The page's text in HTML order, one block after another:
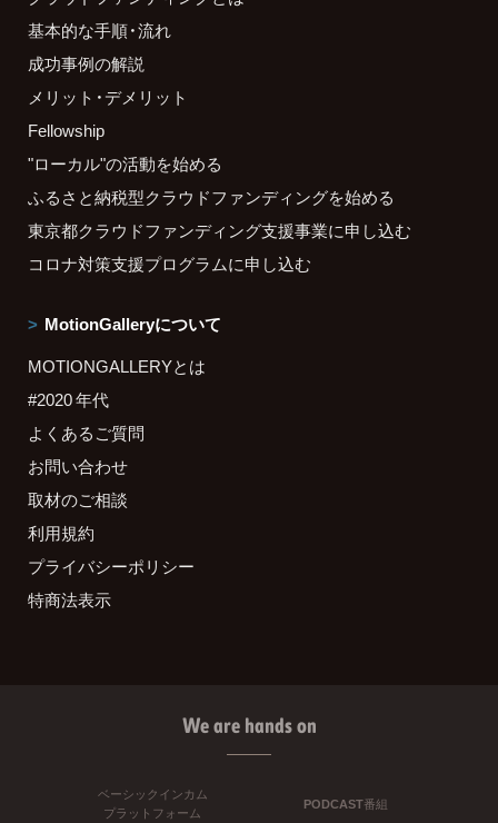
基本的な手順・流れ
成功事例の解説
メリット・デメリット
Fellowship
"ローカル"の活動を始める
ふるさと納税型クラウドファンディングを始める
東京都クラウドファンディング支援事業に申し込む
コロナ対策支援プログラムに申し込む
MotionGalleryについて
MOTIONGALLERYとは
#2020 年代
よくあるご質問
お問い合わせ
取材のご相談
利用規約
プライバシーポリシー
特商法表示
We are hands on
ベーシックインカム
プラットフォーム
PODCAST番組